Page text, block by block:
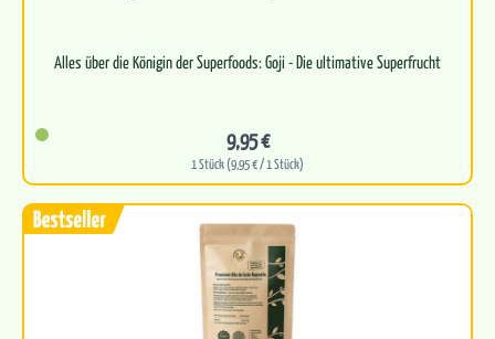
9,95 €
1 Stück (9,95 € / 1 Stück)